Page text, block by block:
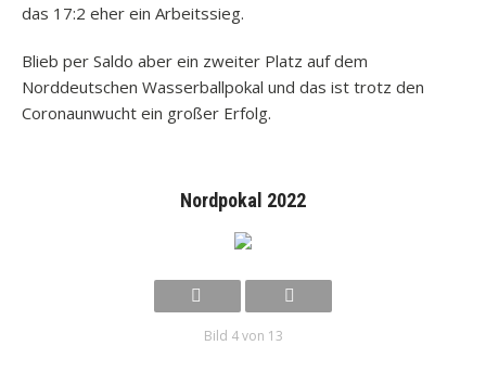
das 17:2 eher ein Arbeitssieg.
Blieb per Saldo aber ein zweiter Platz auf dem
Norddeutschen Wasserballpokal und das ist trotz den
Coronaunwucht ein großer Erfolg.
Nordpokal 2022
Bild 4 von 13